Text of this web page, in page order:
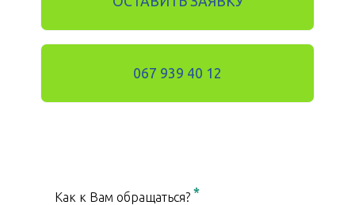
067 939 40 12
Как к Вам обращаться? *